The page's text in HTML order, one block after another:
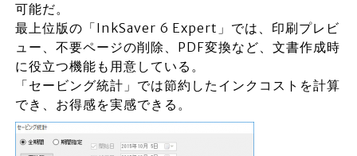
可能だ。
最上位版の「InkSaver 6 Expert」では、印刷プレビ
ュー、不要ページの削除、PDF変換など、文書作成時
に役立つ機能も用意している。
「セービング統計」では節約したインクコストを計算
でき、お得感を実感できる。